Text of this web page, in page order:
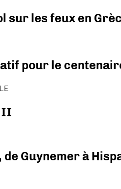
sur les feux en
pour le
II
de Guynemer à